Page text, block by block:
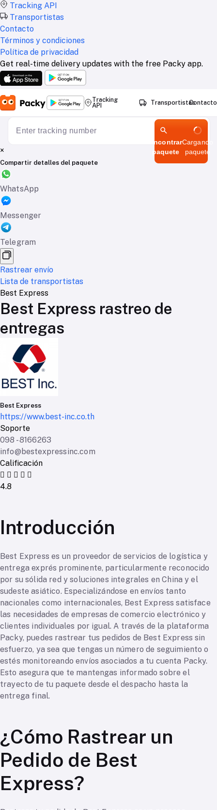
Tracking API
Transportistas
Contacto
Términos y condiciones
Política de privacidad
Get real-time delivery updates with the free Packy app.
Tracking
API
TransportistasContacto
Encontrar
paquete
Cargando
paquete
×
Compartir detalles del paquete
WhatsApp
Messenger
Telegram
Rastrear envío
Lista de transportistas
Best Express
Best Express rastreo de
entregas
Best Express
https://www.best-inc.co.th
Soporte
098 - 8166263
info@bestexpressinc.com
Calificación
4.8
Introducción
Best Express es un proveedor de servicios de logística y
entrega exprés prominente, particularmente reconocido
por su sólida red y soluciones integrales en China y el
sudeste asiático. Especializándose en envíos tanto
nacionales como internacionales, Best Express satisface
las necesidades de empresas de comercio electrónico y
clientes individuales por igual. A través de la plataforma
Packy, puedes rastrear tus pedidos de Best Express sin
esfuerzo, ya sea que tengas un número de seguimiento o
estés monitoreando envíos asociados a tu cuenta Packy.
Esto asegura que te mantengas informado sobre el
trayecto de tu paquete desde el despacho hasta la
entrega final.
¿Cómo Rastrear un
Pedido de Best
Express?